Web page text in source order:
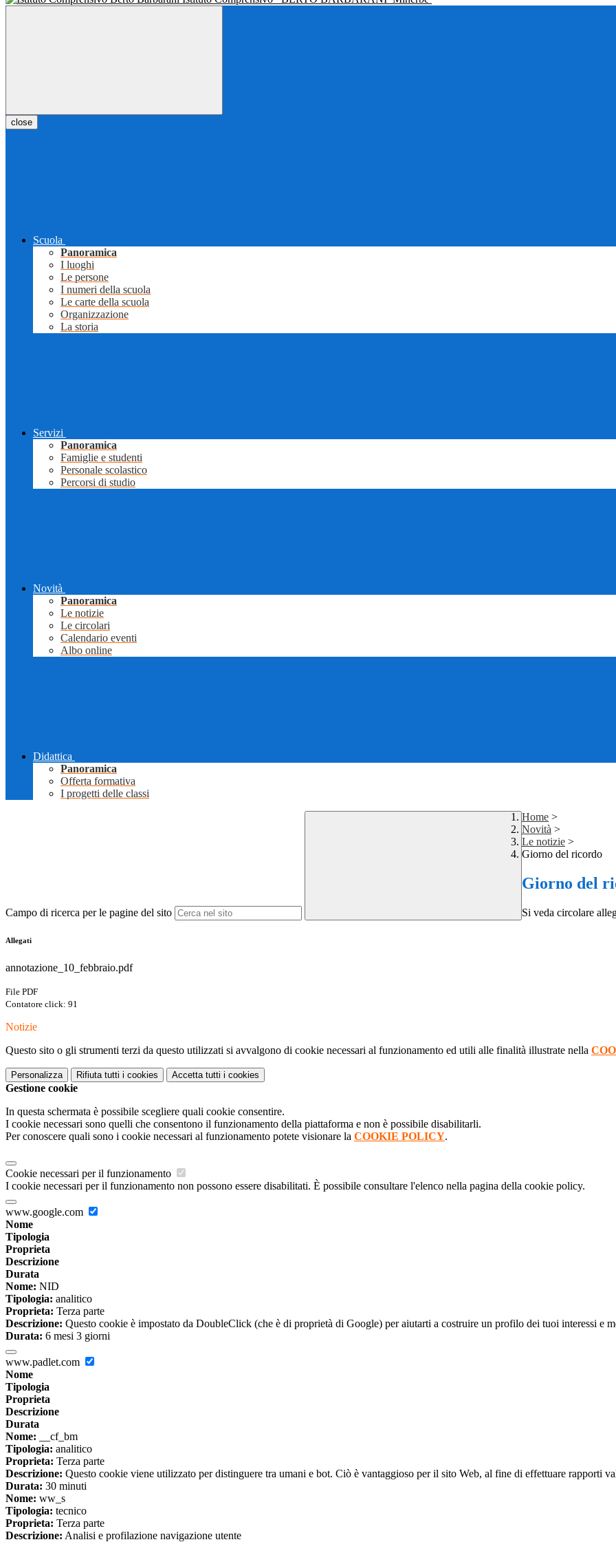
close
Scuola
Panoramica
I luoghi
Le persone
I numeri della scuola
Le carte della scuola
Organizzazione
La storia
Servizi
Panoramica
Famiglie e studenti
Personale scolastico
Percorsi di studio
Novità
Panoramica
Le notizie
Le circolari
Calendario eventi
Albo online
Didattica
Panoramica
Offerta formativa
I progetti delle classi
Campo di ricerca per le pagine del sito
Home >
Novità >
Le notizie >
Giorno del ricordo
Giorno del
Si veda circolare
Allegati
annotazione_10_febbraio.pdf
File PDF
Contatore click: 91
Notizie
Questo sito o gli strumenti terzi da questo utilizzati si avvalgono di cookie necessari al funzionamento ed utili alle finalità illustrate nella
Personalizza Rifiuta tutti i cookies Accetta tutti i cookies
Gestione cookie
In questa schermata è possibile scegliere quali cookie consentire.
I cookie necessari sono quelli che consentono il funzionamento della piattaforma e non è possibile disabilitarli.
Per conoscere quali sono i cookie necessari al funzionamento potete visionare la COOKIE POLICY.
Cookie necessari per il funzionamento
I cookie necessari per il funzionamento non possono essere disabilitati. È possibile consultare l'elenco nella pagina della cookie policy.
www.google.com
Nome
Tipologia
Proprieta
Descrizione
Durata
Nome: NID
Tipologia: analitico
Proprieta: Terza parte
Descrizione: Questo cookie è impostato da DoubleClick (che è di proprietà di Google) per aiutarti a costruire un profilo dei tuoi interessi e
Durata: 6 mesi 3 giorni
www.padlet.com
Nome
Tipologia
Proprieta
Descrizione
Durata
Nome: __cf_bm
Tipologia: analitico
Proprieta: Terza parte
Descrizione: Questo cookie viene utilizzato per distinguere tra umani e bot. Ciò è vantaggioso per il sito Web, al fine di effettuare rapporti
Durata: 30 minuti
Nome: ww_s
Tipologia: tecnico
Proprieta: Terza parte
Descrizione: Analisi e profilazione navigazione utente